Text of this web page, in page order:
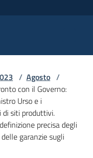
/ Agosto /
con il Governo:
Urso e i
di siti produttivi.
precisa degli
garanzie sugli